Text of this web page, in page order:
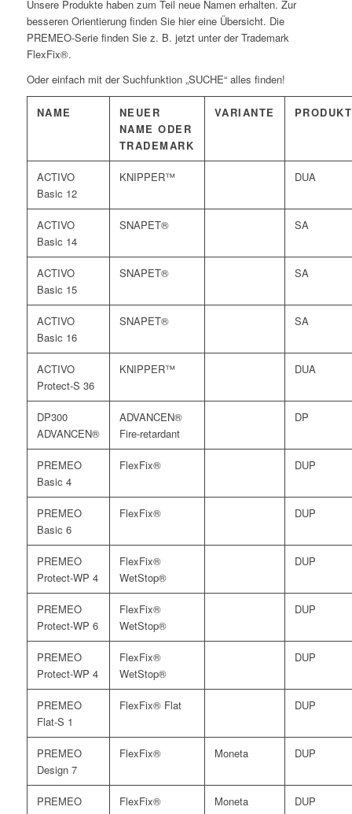
Unsere Produkte haben zum Teil neue Namen erhalten. Zur
besseren Orientierung finden Sie hier eine Übersicht. Die
PREMEO-Serie finden Sie z. B. jetzt unter der Trademark
FlexFix®.
Oder einfach mit der Suchfunktion „SUCHE“ alles finden!
NAME
NEUER
NAME ODER
TRADEMARK
VARIANTE
ACTIVO
Basic 12
KNIPPER™ DUA
ACTIVO
Basic 14
SNAPET® SA
ACTIVO
Basic 15
SNAPET® SA
ACTIVO
Basic 16
SNAPET® SA
ACTIVO
Protect-S 36
KNIPPER™ DUA
DP300
ADVANCEN®
ADVANCEN®
Fire-retardant
DP
PREMEO
Basic 4
FlexFix® DUP
PREMEO
Basic 6
FlexFix® DUP
PREMEO
Protect-WP 4
FlexFix®
WetStop®
DUP
PREMEO
Protect-WP 6
FlexFix®
WetStop®
DUP
PREMEO
Protect-WP 4
FlexFix®
WetStop®
DUP
PREMEO
Flat-S 1
FlexFix® Flat DUP
PREMEO
Design 7
FlexFix® Moneta DUP
PREMEO
FlexFix® Moneta DUP